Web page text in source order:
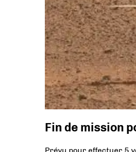
Fin de mission
Prévu pour effectuer 5